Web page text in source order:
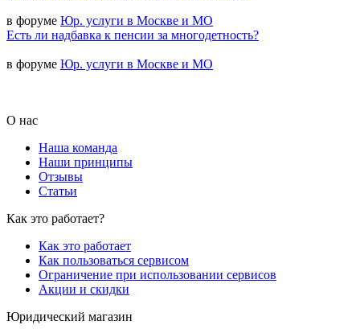
в форуме Юр. услуги в Москве и МО
Есть ли надбавка к пенсии за многодетность?
в форуме Юр. услуги в Москве и МО
О нас
Наша команда
Наши принципы
Отзывы
Статьи
Как это работает?
Как это работает
Как пользоваться сервисом
Ограничение при использовании сервисов
Акции и скидки
Юридический магазин